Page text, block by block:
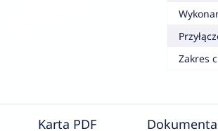
Zakres
Karta PDF